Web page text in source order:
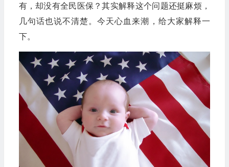
有，却没有全民医保？其实解释这个问题还挺麻烦，
几句话也说不清楚。今天心血来潮，给大家解释一
下。